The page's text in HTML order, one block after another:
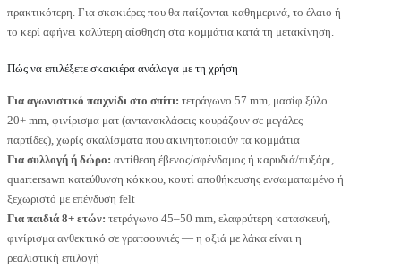
πρακτικότερη. Για σκακιέρες που θα παίζονται καθημερινά, το έλαιο ή
το κερί αφήνει καλύτερη αίσθηση στα κομμάτια κατά τη μετακίνηση.
Πώς να επιλέξετε σκακιέρα ανάλογα με τη χρήση
Για αγωνιστικό παιχνίδι στο σπίτι: τετράγωνο 57 mm, μασίφ ξύλο
20+ mm, φινίρισμα ματ (αντανακλάσεις κουράζουν σε μεγάλες
παρτίδες), χωρίς σκαλίσματα που ακινητοποιούν τα κομμάτια
Για συλλογή ή δώρο: αντίθεση έβενος/σφένδαμος ή καρυδιά/πυξάρι,
quartersawn κατεύθυνση κόκκου, κουτί αποθήκευσης ενσωματωμένο ή
ξεχωριστό με επένδυση felt
Για παιδιά 8+ ετών: τετράγωνο 45–50 mm, ελαφρύτερη κατασκευή,
φινίρισμα ανθεκτικό σε γρατσουνιές — η οξιά με λάκα είναι η
ρεαλιστική επιλογή